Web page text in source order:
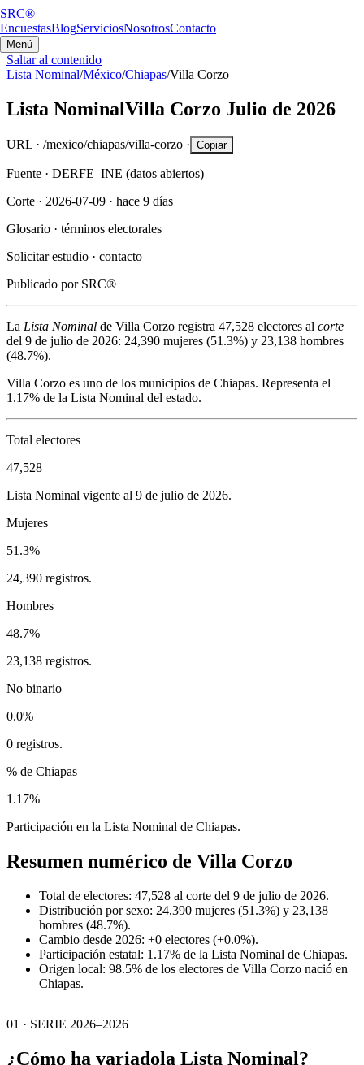
SRC®
EncuestasBlogServiciosNosotrosContacto
Menú
Saltar al contenido
Lista Nominal/México/Chiapas/Villa Corzo
Lista NominalVilla Corzo Julio de 2026
URL · /mexico/chiapas/villa-corzo · Copiar
Fuente · DERFE–INE (datos abiertos)
Corte · 2026-07-09 · hace 9 días
Glosario · términos electorales
Solicitar estudio · contacto
Publicado por SRC®
La Lista Nominal de Villa Corzo registra 47,528 electores al corte
del 9 de julio de 2026: 24,390 mujeres (51.3%) y 23,138 hombres
(48.7%).
Villa Corzo es uno de los municipios de Chiapas. Representa el
1.17% de la Lista Nominal del estado.
Total electores
47,528
Lista Nominal vigente al 9 de julio de 2026.
Mujeres
51.3%
24,390 registros.
Hombres
48.7%
23,138 registros.
No binario
0.0%
0 registros.
% de Chiapas
1.17%
Participación en la Lista Nominal de Chiapas.
Resumen numérico de Villa Corzo
Total de electores: 47,528 al corte del 9 de julio de 2026.
Distribución por sexo: 24,390 mujeres (51.3%) y 23,138
hombres (48.7%).
Cambio desde 2026: +0 electores (+0.0%).
Participación estatal: 1.17% de la Lista Nominal de Chiapas.
Origen local: 98.5% de los electores de Villa Corzo nació en
Chiapas.
01 · SERIE 2026–2026
¿Cómo ha variadola Lista Nominal?